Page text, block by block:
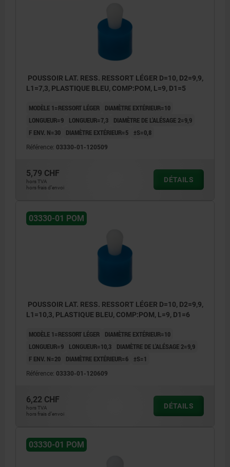
1) Outil de montage
2) Certaines tailles ont une forme de tige
W = longueur de la pièce
Z = diamètre de la butée
POUSSOIR LAT. RESS. RESSORT LÉGER D=10, D2=9,9,
L1=7,3, PLASTIQUE BLEU, COMP:POM, L=9, D1=5
MODÈLE 1=RESSORT LÉGER
DIAMÈTRE EXTÉRIEUR=10
LONGUEUR=9
LONGUEUR=7,3
DIAMÈTRE DE L'ALÉSAGE 2=9,9
F ENV. N=30
DIAMÈTRE EXTÉRIEUR=5 ±S=0,8
Référence: 03330-01-120509
5,79 CHF
hors TVA
hors frais d’envoi
DÉTAILS
03330-01 POM
POUSSOIR LAT. RESS. RESSORT LÉGER D=10, D2=9,9,
L1=10,3, PLASTIQUE BLEU, COMP:POM, L=9, D1=6
MODÈLE 1=RESSORT LÉGER
DIAMÈTRE EXTÉRIEUR=10
LONGUEUR=9
LONGUEUR=10,3
DIAMÈTRE DE L'ALÉSAGE 2=9,9
F ENV. N=20
DIAMÈTRE EXTÉRIEUR=6 ±S=1
Référence: 03330-01-120609
6,22 CHF
hors TVA
hors frais d’envoi
DÉTAILS
03330-01 POM